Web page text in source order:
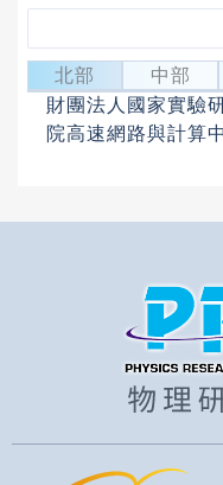
李泰岳
Li, TAI-YUE
財團法人國家實驗
院高速網路與計算
尋
北部 中部